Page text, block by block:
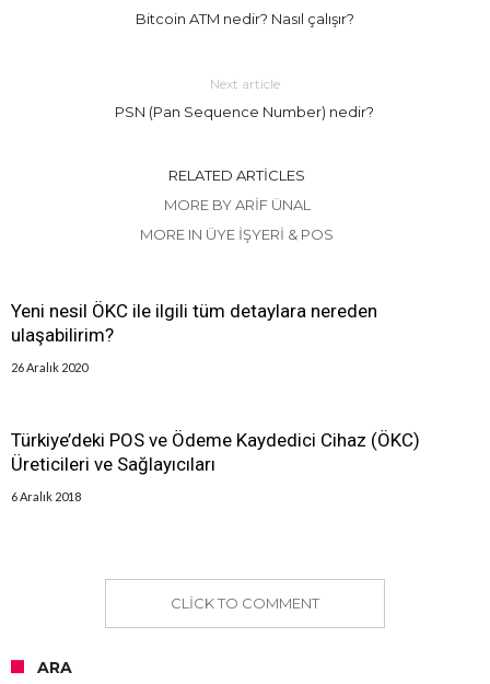
Bitcoin ATM nedir? Nasıl çalışır?
Next article
PSN (Pan Sequence Number) nedir?
RELATED ARTICLES
MORE BY ARIF ÜNAL
MORE IN ÜYE İŞYERI & POS
Yeni nesil ÖKC ile ilgili tüm detaylara nereden
ulaşabilirim?
26 Aralık 2020
Türkiye’deki POS ve Ödeme Kaydedici Cihaz (ÖKC)
Üreticileri ve Sağlayıcıları
6 Aralık 2018
CLICK TO COMMENT
ARA